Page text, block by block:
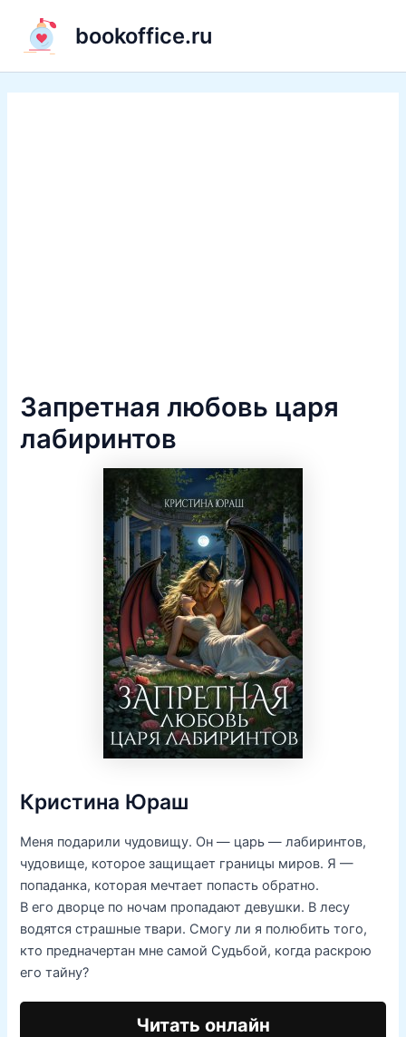
содержимому
bookoffice.ru
Запретная любовь царя
лабиринтов
Кристина Юраш
Меня подарили чудовищу. Он — царь — лабиринтов,
чудовище, которое защищает границы миров. Я —
попаданка, которая мечтает попасть обратно.
В его дворце по ночам пропадают девушки. В лесу
водятся страшные твари. Смогу ли я полюбить того,
кто предначертан мне самой Судьбой, когда раскрою
его тайну?
Читать онлайн